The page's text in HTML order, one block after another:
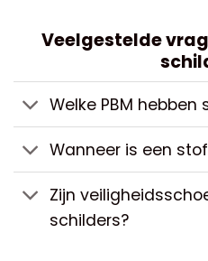
Veelgestelde
Welke PBM
Wanneer is een
Zijn
schilders?